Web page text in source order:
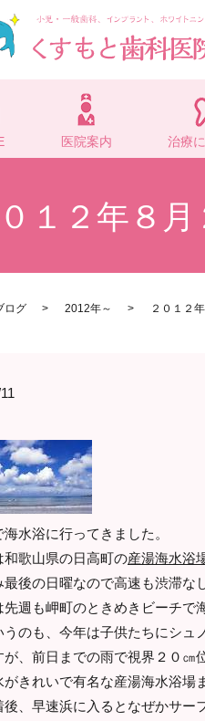
医院案内 治療
１２年８
ログ 2012年～ ２０１２
水浴に行ってきました。
和歌山県の日高町の産湯海水浴
最後の日曜なので高速も渋滞なし
週も岬町のときめきビーチで
のも、今年は子供たちにシュ
が、前日までの雨で視界２０㎝
がきれいで有名な産湯海水浴場
、早速浜に入るとなぜかサー